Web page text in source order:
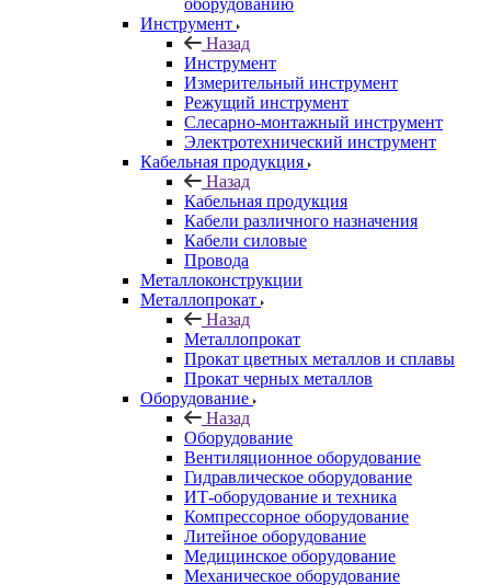
оборудованию
Инструмент
Назад
Инструмент
Измерительный инструмент
Режущий инструмент
Слесарно-монтажный инструмент
Электротехнический инструмент
Кабельная продукция
Назад
Кабельная продукция
Кабели различного назначения
Кабели силовые
Провода
Металлоконструкции
Металлопрокат
Назад
Металлопрокат
Прокат цветных металлов и сплавы
Прокат черных металлов
Оборудование
Назад
Оборудование
Вентиляционное оборудование
Гидравлическое оборудование
ИТ-оборудование и техника
Компрессорное оборудование
Литейное оборудование
Медицинское оборудование
Механическое оборудование